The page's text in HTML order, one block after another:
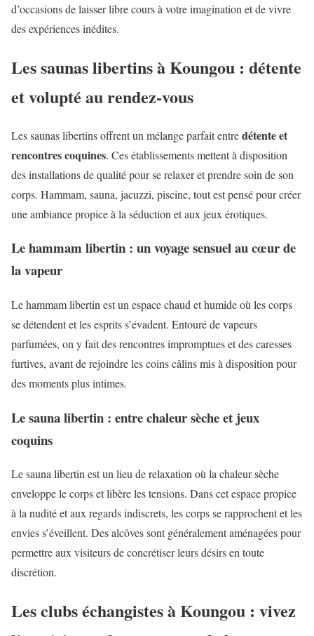
d’occasions de laisser libre cours à votre imagination et de vivre
des expériences inédites.
Les saunas libertins à Koungou : détente
et volupté au rendez-vous
Les saunas libertins offrent un mélange parfait entredétente et
rencontres coquines. Ces établissements mettent à disposition
des installations de qualité pour se relaxer et prendre soin de son
corps. Hammam, sauna, jacuzzi, piscine, tout est pensé pour créer
une ambiance propice à la séduction et aux jeux érotiques.
Le hammam libertin : un voyage sensuel au cœur de
la vapeur
Le hammam libertin est un espace chaud et humide où les corps
se détendent et les esprits s’évadent. Entouré de vapeurs
parfumées, on y fait des rencontres impromptues et des caresses
furtives, avant de rejoindre les coins câlins mis à disposition pour
des moments plus intimes.
Le sauna libertin : entre chaleur sèche et jeux
coquins
Le sauna libertin est un lieu de relaxation où la chaleur sèche
enveloppe le corps et libère les tensions. Dans cet espace propice
à la nudité et aux regards indiscrets, les corps se rapprochent et les
envies s’éveillent. Des alcôves sont généralement aménagées pour
permettre aux visiteurs de concrétiser leurs désirs en toute
discrétion.
Les clubs échangistes à Koungou : vivez